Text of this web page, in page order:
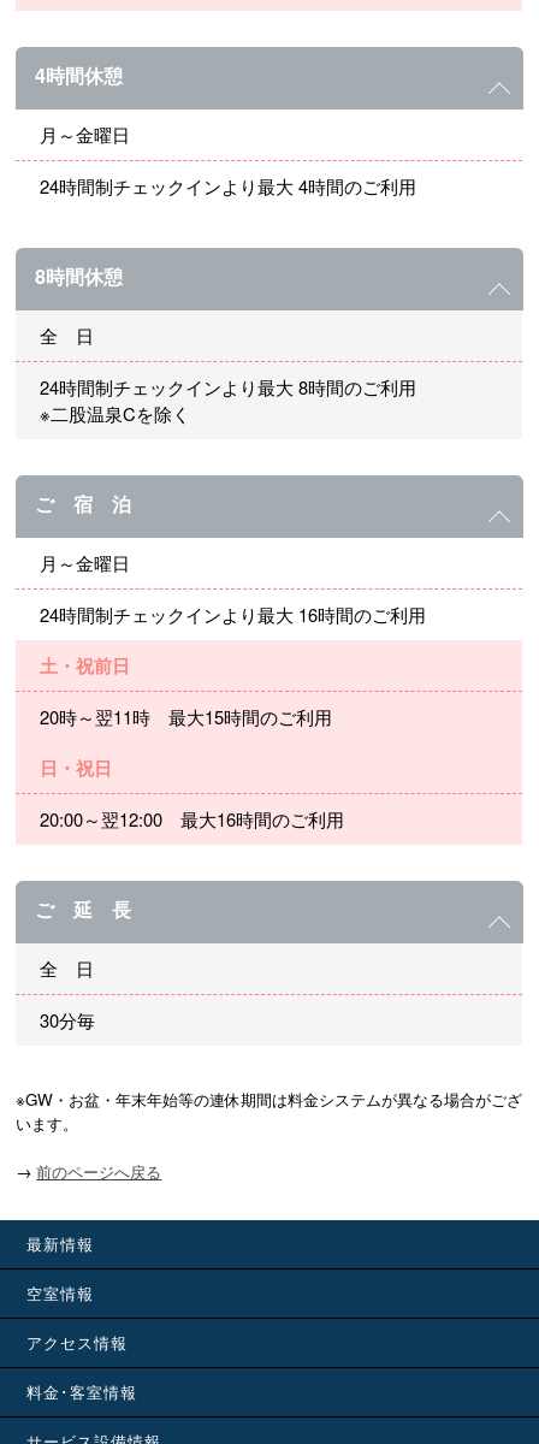
4時間休憩
月～金曜日
24時間制チェックインより最大 4時間のご利用
8時間休憩
全 日
24時間制チェックインより最大 8時間のご利用
※二股温泉Cを除く
ご 宿 泊
月～金曜日
24時間制チェックインより最大 16時間のご利用
土・祝前日
20時～翌11時 最大15時間のご利用
日・祝日
20:00～翌12:00 最大16時間のご利用
ご 延 長
全 日
30分毎
※GW・お盆・年末年始等の連休期間は料金システムが異なる場合がござ
います。
→ 前のページへ戻る
最新情報
空室情報
アクセス情報
料金･客室情報